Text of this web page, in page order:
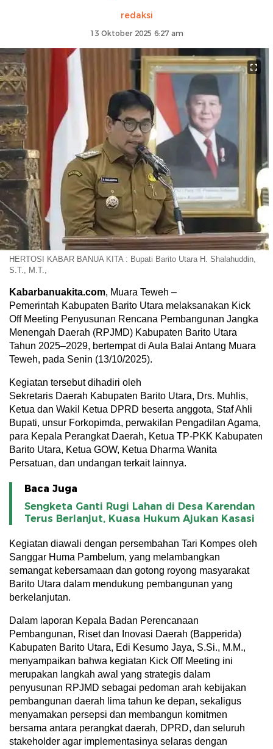
redaksi
13 Oktober 2025 6:27 am
HERTOSI KABAR BANUA KITA : Bupati Barito Utara H. Shalahuddin,
S.T., M.T.,
Kabarbanuakita.com, Muara Teweh –
Pemerintah Kabupaten Barito Utara melaksanakan Kick
Off Meeting Penyusunan Rencana Pembangunan Jangka
Menengah Daerah (RPJMD) Kabupaten Barito Utara
Tahun 2025–2029, bertempat di Aula Balai Antang Muara
Teweh, pada Senin (13/10/2025).
Kegiatan tersebut dihadiri oleh
Sekretaris Daerah Kabupaten Barito Utara, Drs. Muhlis,
Ketua dan Wakil Ketua DPRD beserta anggota, Staf Ahli
Bupati, unsur Forkopimda, perwakilan Pengadilan Agama,
para Kepala Perangkat Daerah, Ketua TP-PKK Kabupaten
Barito Utara, Ketua GOW, Ketua Dharma Wanita
Persatuan, dan undangan terkait lainnya.
Baca Juga
Sengketa Ganti Rugi Lahan di Desa Karendan
Terus Berlanjut, Kuasa Hukum Ajukan Kasasi
Kegiatan diawali dengan persembahan Tari Kompes oleh
Sanggar Huma Pambelum, yang melambangkan
semangat kebersamaan dan gotong royong masyarakat
Barito Utara dalam mendukung pembangunan yang
berkelanjutan.
Dalam laporan Kepala Badan Perencanaan
Pembangunan, Riset dan Inovasi Daerah (Bapperida)
Kabupaten Barito Utara, Edi Kesumo Jaya, S.Si., M.M.,
menyampaikan bahwa kegiatan Kick Off Meeting ini
merupakan langkah awal yang strategis dalam
penyusunan RPJMD sebagai pedoman arah kebijakan
pembangunan daerah lima tahun ke depan, sekaligus
menyamakan persepsi dan membangun komitmen
bersama antara perangkat daerah, DPRD, dan seluruh
stakeholder agar implementasinya selaras dengan